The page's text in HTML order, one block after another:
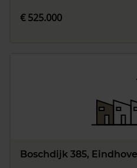
€ 525.000
Boschdijk 385,